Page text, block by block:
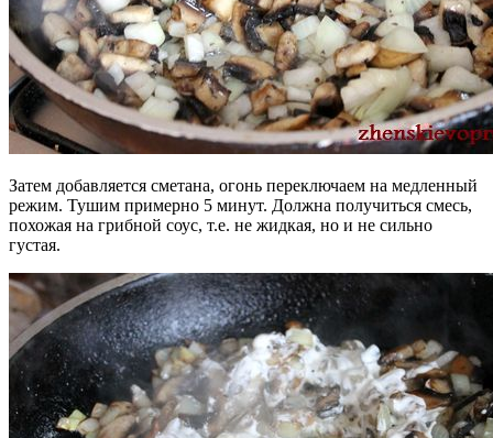
Затем добавляется сметана, огонь переключаем на медленный
режим. Тушим примерно 5 минут. Должна получиться смесь,
похожая на грибной соус, т.е. не жидкая, но и не сильно
густая.